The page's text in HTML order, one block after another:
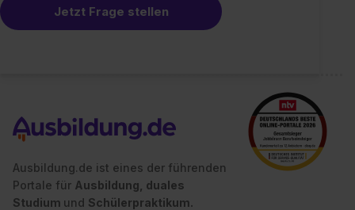
Jetzt Frage stellen
Ausbildung.de ist eines der führenden
Portale für Ausbildung, duales
Studium und Schülerpraktikum.